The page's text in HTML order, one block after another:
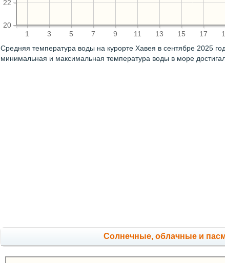
1 3 5 7 9 11 13 15 17
20
22
Средняя температура воды на курорте Хавея в сентябре 2025
минимальная и максимальная температура воды в море
Cолнечные, облачные и